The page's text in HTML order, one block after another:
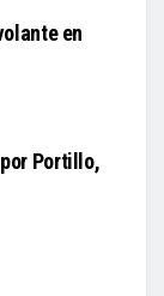
en
Portillo,